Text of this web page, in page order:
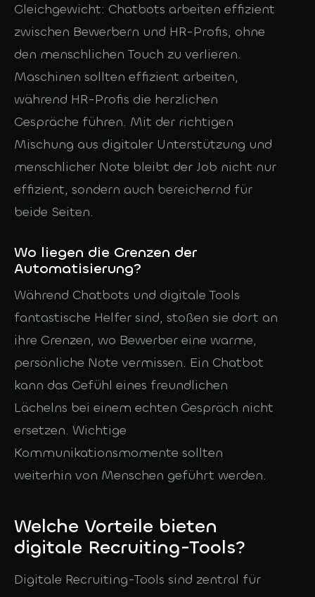
Gleichgewicht: Chatbots arbeiten effizient
zwischen Bewerbern und HR-Profis, ohne
den menschlichen Touch zu verlieren.
Maschinen sollten effizient arbeiten,
während HR-Profis die herzlichen
Gespräche führen. Mit der richtigen
Mischung aus digitaler Unterstützung und
menschlicher Note bleibt der Job nicht nur
effizient, sondern auch bereichernd für
beide Seiten.
Wo liegen die Grenzen der
Automatisierung?
Während Chatbots und digitale Tools
fantastische Helfer sind, stoßen sie dort an
ihre Grenzen, wo Bewerber eine warme,
persönliche Note vermissen. Ein Chatbot
kann das Gefühl eines freundlichen
Lächelns bei einem echten Gespräch nicht
ersetzen. Wichtige
Kommunikationsmomente sollten
weiterhin von Menschen geführt werden.
Welche Vorteile bieten
digitale Recruiting-Tools?
Digitale Recruiting-Tools sind zentral für